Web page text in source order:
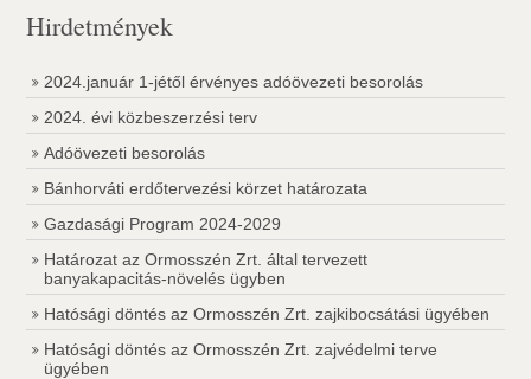
Hirdetmények
2024.január 1-jétől érvényes adóövezeti besorolás
2024. évi közbeszerzési terv
Adóövezeti besorolás
Bánhorváti erdőtervezési körzet határozata
Gazdasági Program 2024-2029
Határozat az Ormosszén Zrt. által tervezett
banyakapacitás-növelés ügyben
Hatósági döntés az Ormosszén Zrt. zajkibocsátási ügyében
Hatósági döntés az Ormosszén Zrt. zajvédelmi terve
ügyében